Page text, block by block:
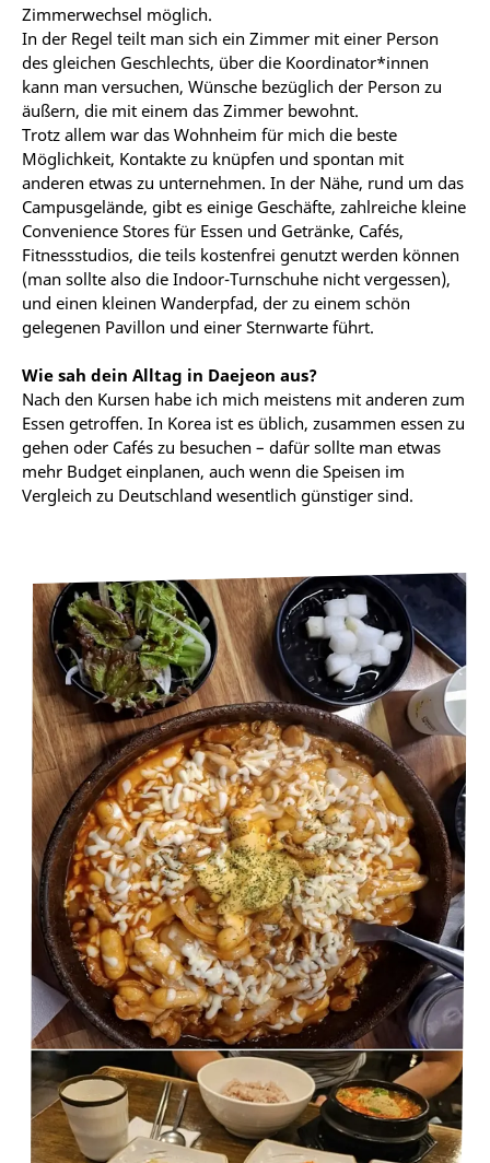
Zimmerwechsel möglich.
In der Regel teilt man sich ein Zimmer mit einer Person
des gleichen Geschlechts, über die Koordinator*innen
kann man versuchen, Wünsche bezüglich der Person zu
äußern, die mit einem das Zimmer bewohnt.
Trotz allem war das Wohnheim für mich die beste
Möglichkeit, Kontakte zu knüpfen und spontan mit
anderen etwas zu unternehmen. In der Nähe, rund um das
Campusgelände, gibt es einige Geschäfte, zahlreiche kleine
Convenience Stores für Essen und Getränke, Cafés,
Fitnessstudios, die teils kostenfrei genutzt werden können
(man sollte also die Indoor-Turnschuhe nicht vergessen),
und einen kleinen Wanderpfad, der zu einem schön
gelegenen Pavillon und einer Sternwarte führt.
Wie sah dein Alltag in Daejeon aus?
Nach den Kursen habe ich mich meistens mit anderen zum
Essen getroffen. In Korea ist es üblich, zusammen essen zu
gehen oder Cafés zu besuchen – dafür sollte man etwas
mehr Budget einplanen, auch wenn die Speisen im
Vergleich zu Deutschland wesentlich günstiger sind.